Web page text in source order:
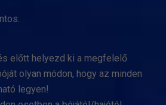
előtt helyezd ki a megfelelő
olyan módon, hogy az minden
legyen!